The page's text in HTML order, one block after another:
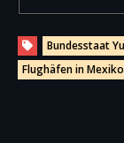
Bundesstaat
Flughäfen in Mexiko